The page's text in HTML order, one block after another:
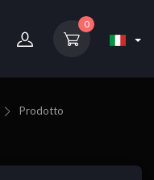
0
Prodotto